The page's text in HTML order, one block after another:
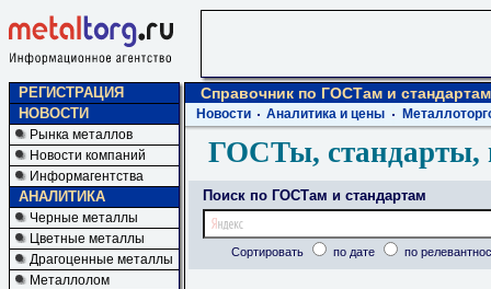
РЕГИСТРАЦИЯ
НОВОСТИ
Рынка металлов
Новости компаний
Информагентства
АНАЛИТИКА
Черные металлы
Цветные металлы
Драгоценные металлы
Металлолом
Справочник по ГОСТам и стандартам
Новости Аналитика и цены
ГОСТы, стандарты,
Поиск по ГОСТам и стандартам
Сортировать по дате по